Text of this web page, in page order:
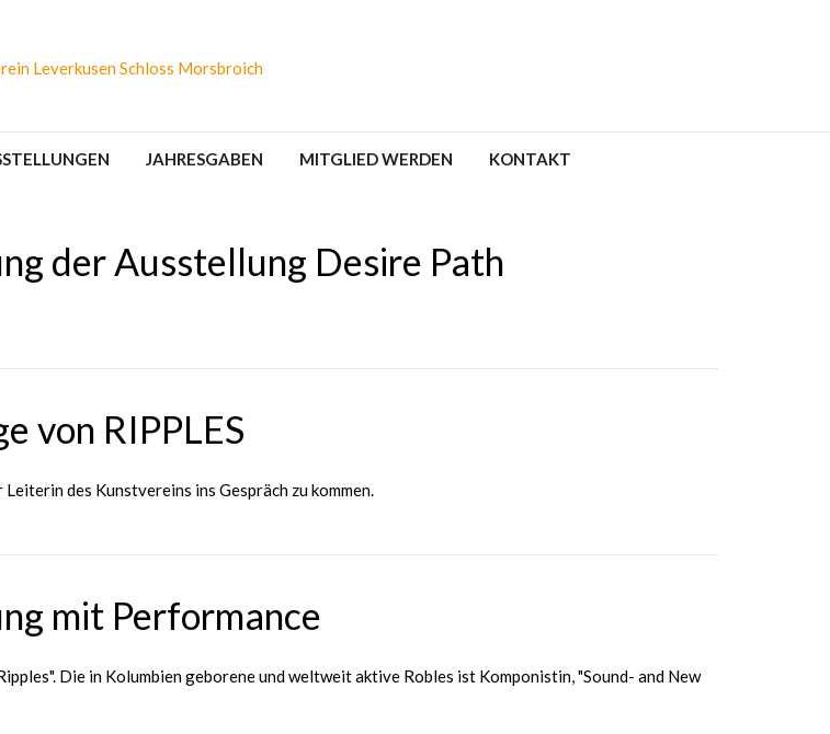
JAHRESGABEN MITGLIED WERDEN KONTAKT
der Ausstellung Desire Path
von RIPPLES
des Kunstvereins ins Gespräch zu kommen.
mit Performance
Die in Kolumbien geborene und weltweit aktive Robles ist Komponistin, "Sound- and New